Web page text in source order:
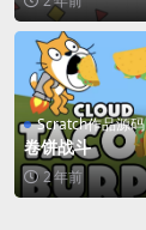
Scratch作品源码
卷饼战斗
2 年前